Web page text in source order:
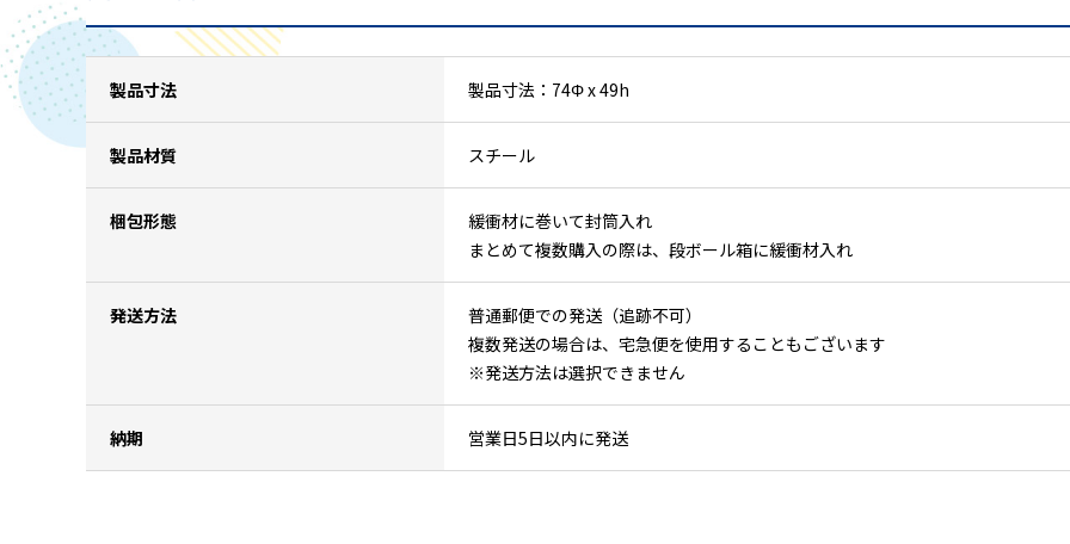
製品寸法 製品寸法：74Φ x 49h
製品材質 スチール
梱包形態
緩衝材に巻いて封筒入れ
まとめて複数購入の際は、段ボール箱に緩衝材入れ
発送方法
普通郵便での発送（追跡不可）
複数発送の場合は、宅急便を使用することもございます
※発送方法は選択できません
納期 営業日5日以内に発送